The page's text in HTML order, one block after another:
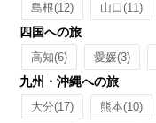
島根(12) 山口(11)
四国への旅
高知(6) 愛媛(3)
九州・沖縄への旅
大分(17) 熊本(10)